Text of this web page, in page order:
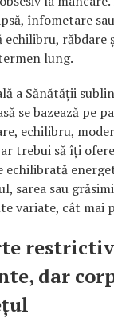
înfometare
echilibru, răbdare
lung.
a Sănătății
se bazează pe
echilibru,
trebui să îți
echilibrată
sarea sau
variate, cât mai
dar